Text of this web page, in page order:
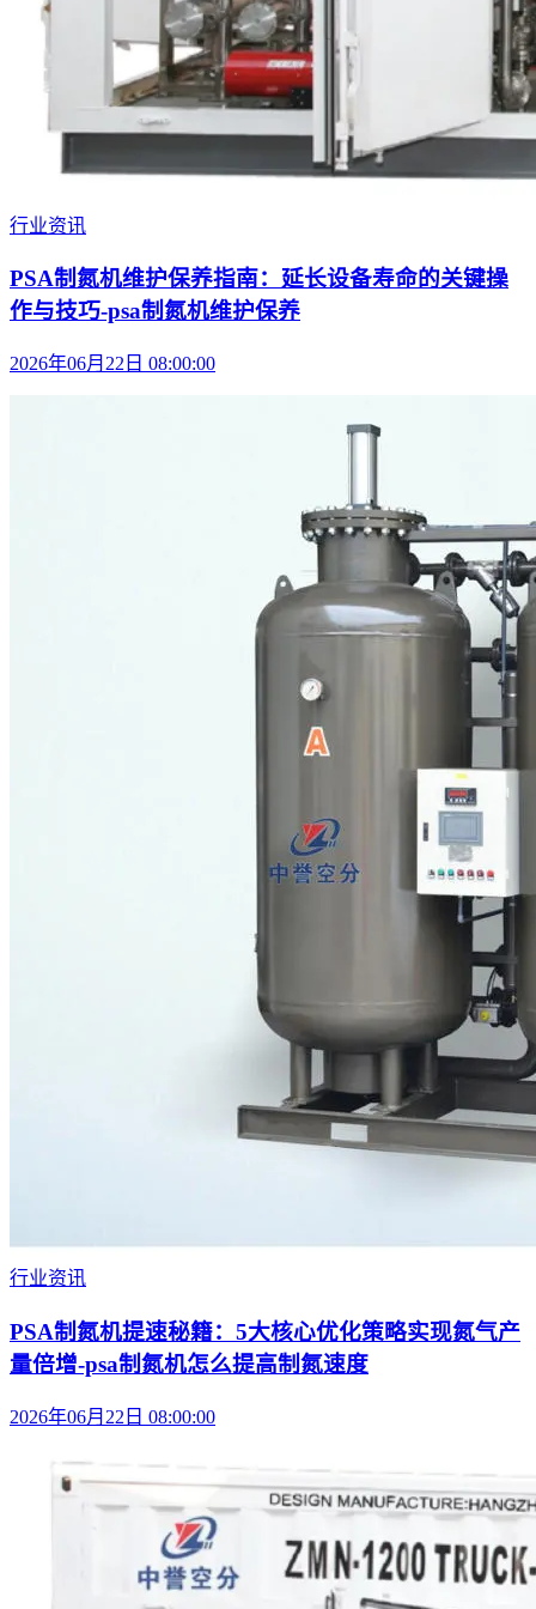
行业资讯
PSA制氮机维护保养指南：延长设备寿命的关键操
作与技巧-psa制氮机维护保养
2026年06月22日 08:00:00
行业资讯
PSA制氮机提速秘籍：5大核心优化策略实现氮气产
量倍增-psa制氮机怎么提高制氮速度
2026年06月22日 08:00:00